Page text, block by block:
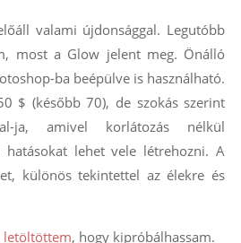
valami újdonsággal. Legutóbb
most a Glow jelent meg. Önálló
ba beépülve is használható.
$ (később 70), de szokás szerint
amivel korlátozás nélkül
hatásokat lehet vele létrehozni. A
különös tekintettel az élekre és
letöltöttem, hogy kipróbálhassam.